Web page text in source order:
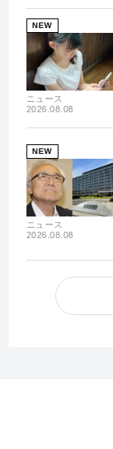
NEW
ニュース
2026.08.08
NEW
ニュース
2026.08.08